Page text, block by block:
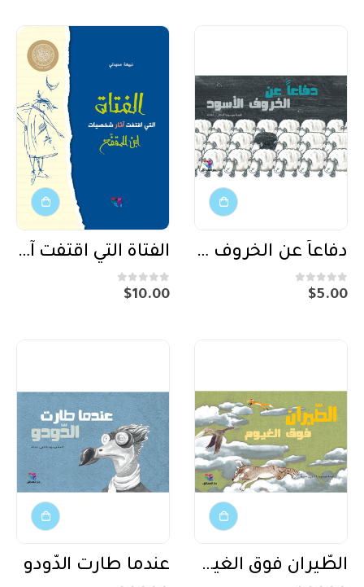
دفاعاً عن الخروف الاسود
0
out of 5
$5.00
الفتاة التي اقتفت آثار شخصيات ابن المقفع
0
out of 5
$10.00
الطّيران فوق الغيوم عندما طارت الدّودو